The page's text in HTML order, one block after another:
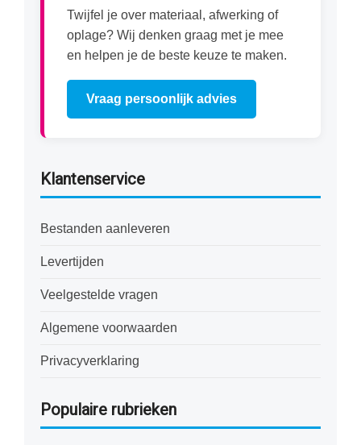
Twijfel je over materiaal, afwerking of
oplage? Wij denken graag met je mee
en helpen je de beste keuze te maken.
Vraag persoonlijk advies
Klantenservice
Bestanden aanleveren
Levertijden
Veelgestelde vragen
Algemene voorwaarden
Privacyverklaring
Populaire rubrieken